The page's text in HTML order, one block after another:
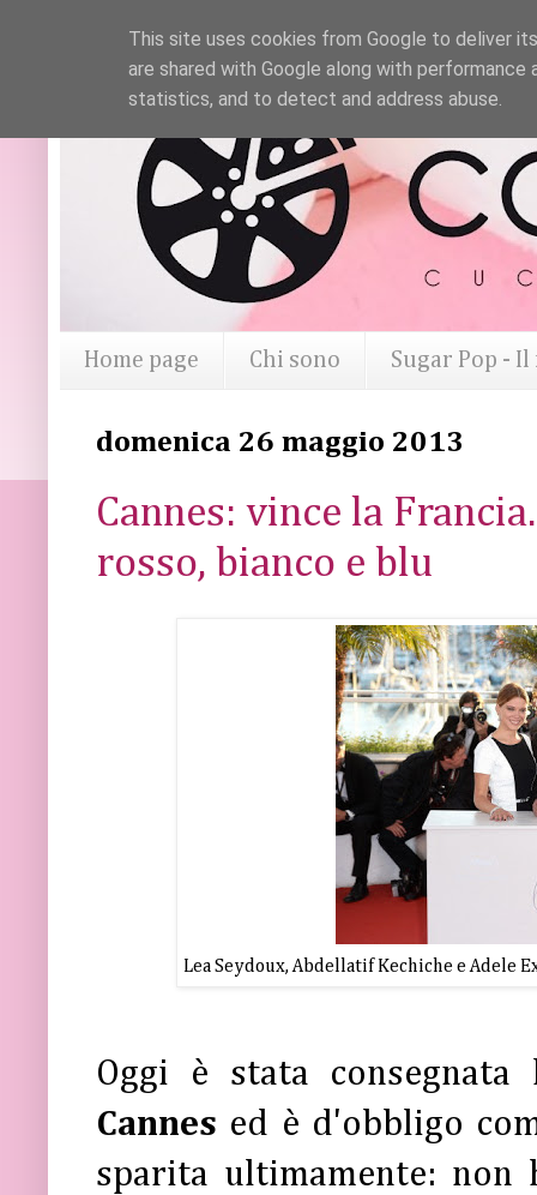
Home page Chi sono Sugar Pop -
domenica 26 maggio 2013
Cannes: vince la
rosso, bianco e blu
Lea Seydoux, Abdellatif Kechiche e Adele
Oggi è stata
Cannes ed è d'obbligo
sparita ultimamente: non
This site uses cookies from Google to deliver
are shared with Google along with
statistics, and to detect and address abuse.